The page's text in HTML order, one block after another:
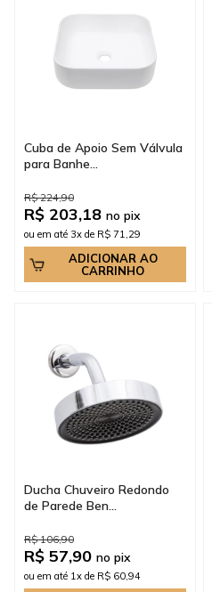
Cuba de Apoio Sem Válvula
para Banhe...
R$ 224,90
R$ 203,18 no pix
ou em até 3x de R$ 71,29
ADICIONAR AO
CARRINHO
Ducha Chuveiro Redondo
de Parede Ben...
R$ 106,90
R$ 57,90 no pix
ou em até 1x de R$ 60,94